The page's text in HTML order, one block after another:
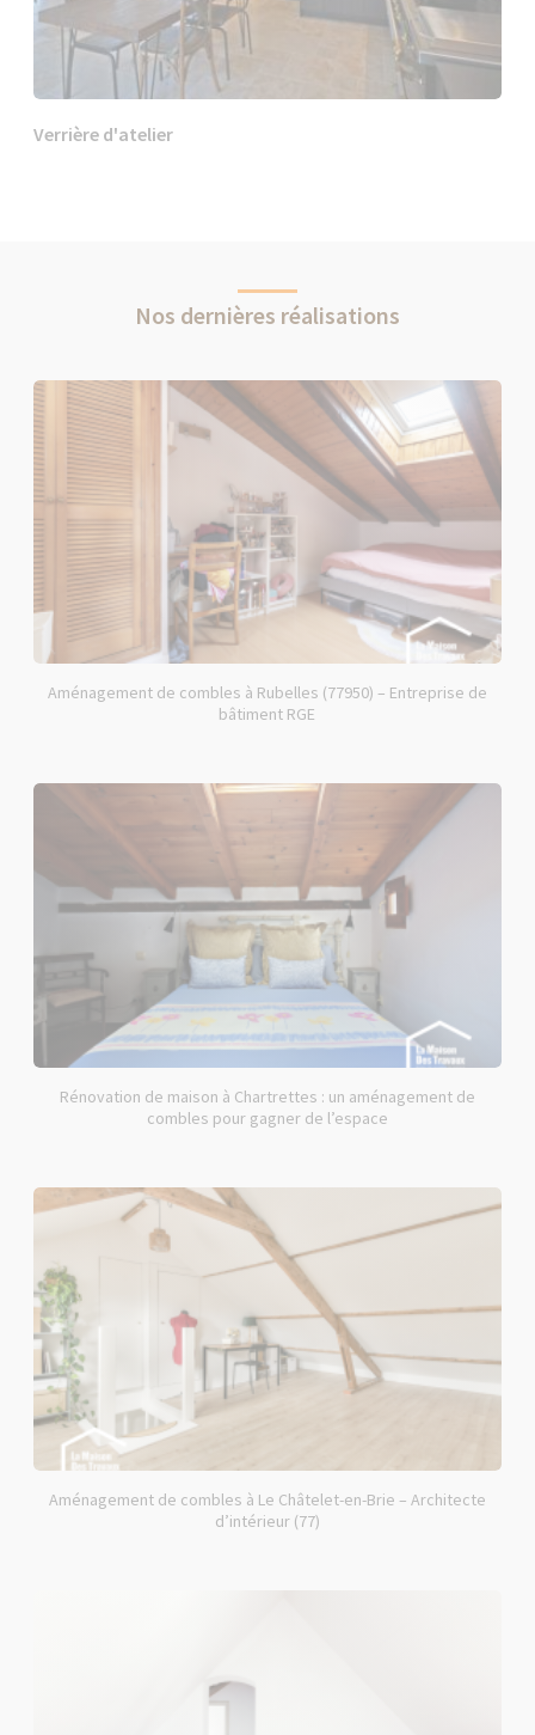
Verrière d'atelier
Nos dernières réalisations
Aménagement de combles à Rubelles (77950) – Entreprise de
bâtiment RGE
Rénovation de maison à Chartrettes : un aménagement de
combles pour gagner de l’espace
Aménagement de combles à Le Châtelet-en-Brie – Architecte
d’intérieur (77)